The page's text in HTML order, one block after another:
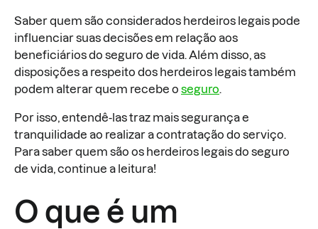
Saber quem são considerados herdeiros legais pode
influenciar suas decisões em relação aos
beneficiários do seguro de vida. Além disso, as
disposições a respeito dos herdeiros legais também
podem alterar quem recebe o seguro.
Por isso, entendê-las traz mais segurança e
tranquilidade ao realizar a contratação do serviço.
Para saber quem são os herdeiros legais do seguro
de vida, continue a leitura!
O que é um